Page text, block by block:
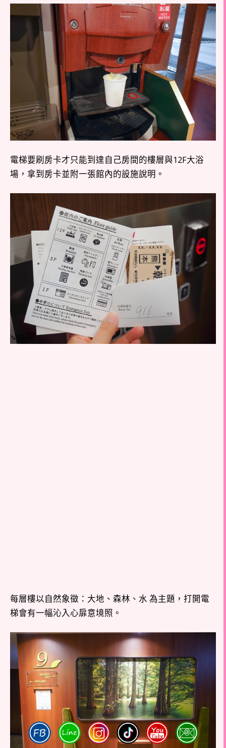
電梯要刷房卡才只能到達自己房間的樓層與12F大浴
場，拿到房卡並附一張館內的設施說明。
每層樓以自然象徵：大地、森林、水 為主題，打開電
梯會有一幅沁入心扉意境照。